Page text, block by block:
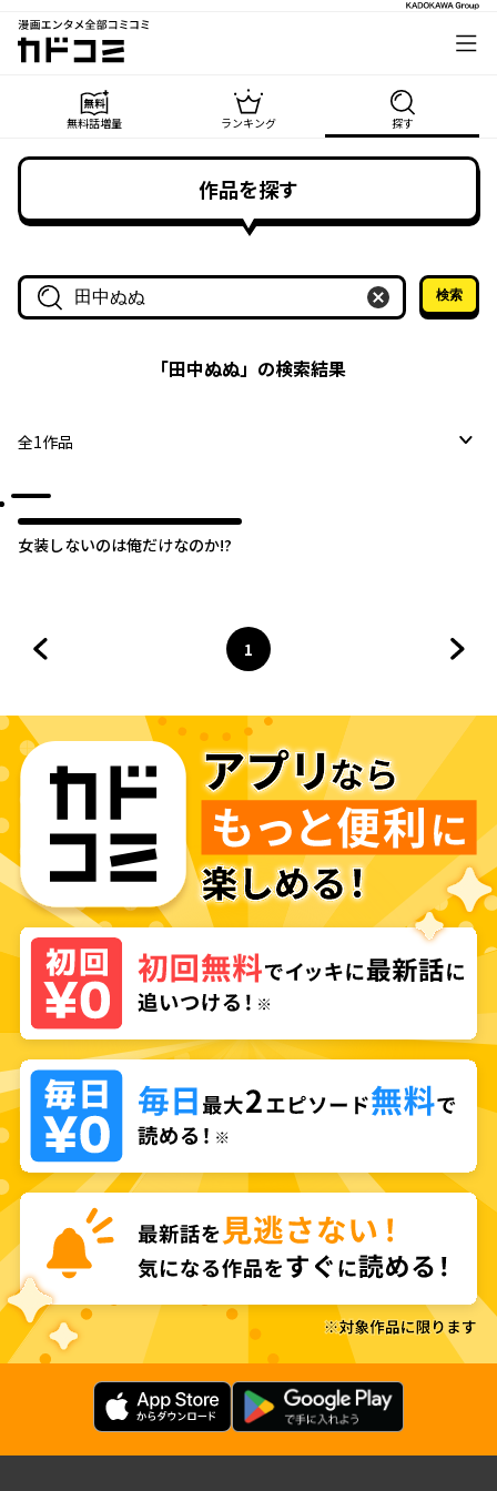
漫画エンタメ全部コミコミ
カドコミ
無料話増量 ランキング 探す
作品を探す
作品名・作家名で探す
検索
「田中ぬぬ」の検索結果
全1作品
女装しないのは俺だけなのか!?
ページ
1
へ